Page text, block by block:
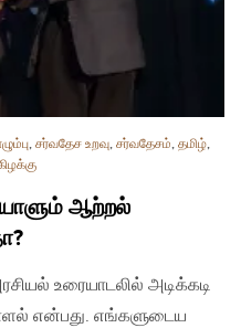
, சர்வதேச உறவு, சர்வதேசம், தமிழ்,
ஆற்றல்
உரையாடலில் அடிக்கடி
என்பது. எங்களுடைய